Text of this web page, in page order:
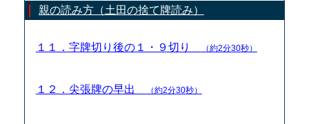
親の読み方（土田の捨て牌読み）
１１．字牌切り後の１・９切り （約2分30秒）
１２．尖張牌の早出 （約2分30秒）